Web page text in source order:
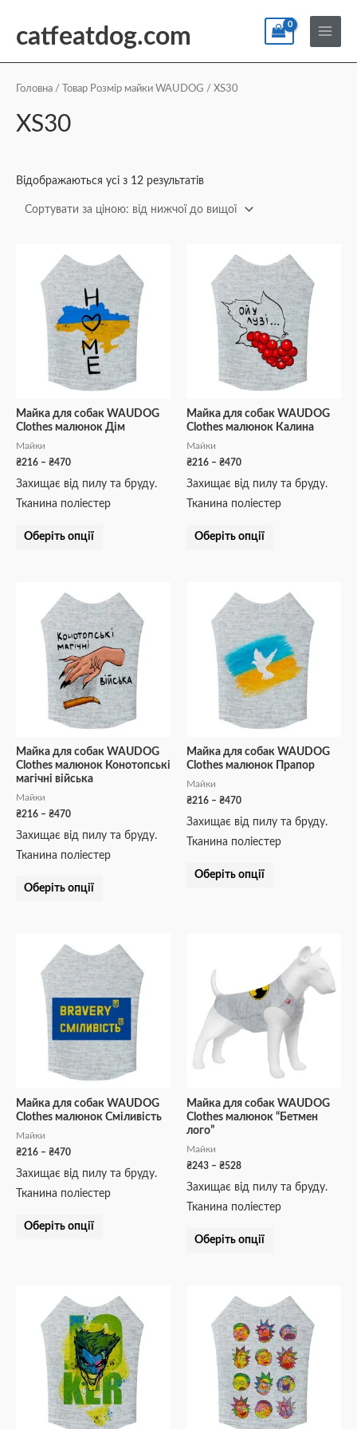
catfeatdog.com
Main
Menu
Головна / Товар Розмір майки WAUDOG / XS30
XS30
Відображаються усі з 12 результатів
ціною:
Майка для собак WAUDOG
Clothes малюнок Дім
Майки
₴216 – ₴470
цін:
від
₴216
до
₴470
Захищає від пилу та бруду.
Тканина поліестер
Оберіть опції
Цей
товар
має
кілька
варіантів.
Параметри
можна
вибрати
на
сторінці
Майка для собак WAUDOG
Clothes малюнок Калина
Майки
₴216 – ₴470
цін:
від
₴216
до
₴470
Захищає від пилу та бруду.
Тканина поліестер
Оберіть опції
Цей
товар
має
кілька
варіантів.
Параметри
можна
вибрати
на
сторінці
Майка для собак WAUDOG
Clothes малюнок Конотопські
магічні війська
Майки
₴216 – ₴470
цін:
від
₴216
до
₴470
Захищає від пилу та бруду.
Тканина поліестер
Оберіть опції
Цей
товар
має
кілька
варіантів.
Параметри
можна
вибрати
на
сторінці
Майка для собак WAUDOG
Clothes малюнок Прапор
Майки
₴216 – ₴470
цін:
від
₴216
до
₴470
Захищає від пилу та бруду.
Тканина поліестер
Оберіть опції
Цей
товар
має
кілька
варіантів.
Параметри
можна
вибрати
на
сторінці
Майка для собак WAUDOG
Clothes малюнок Сміливість
Майки
₴216 – ₴470
цін:
від
₴216
до
₴470
Захищає від пилу та бруду.
Тканина поліестер
Оберіть опції
Цей
товар
має
кілька
варіантів.
Параметри
можна
вибрати
на
сторінці
Майка для собак WAUDOG
Clothes малюнок “Бетмен
лого”
Майки
₴243 – ₴528
до
₴528
Захищає від пилу та бруду.
Тканина поліестер
Оберіть опції
товар
має
кілька
варіантів.
Параметри
можна
вибрати
на
сторінці
цін:
від
₴243
до
₴528
Цей
товар
має
кілька
варіантів.
Параметри
можна
цін:
від
₴243
до
₴527
Цей
товар
має
кілька
варіантів.
Параметри
можна